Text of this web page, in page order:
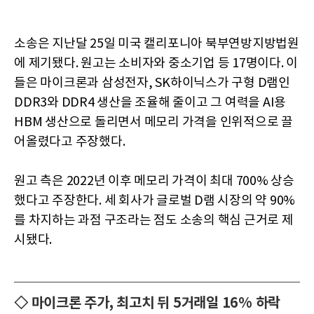
소송은 지난달 25일 미국 캘리포니아 북부연방지방법원
에 제기됐다. 원고는 소비자와 중소기업 등 17명이다. 이
들은 마이크론과 삼성전자, SK하이닉스가 구형 D램인
DDR3와 DDR4 생산을 조율해 줄이고 그 여력을 AI용
HBM 생산으로 돌리면서 메모리 가격을 인위적으로 끌
어올렸다고 주장했다.
원고 측은 2022년 이후 메모리 가격이 최대 700% 상승
했다고 주장한다. 세 회사가 글로벌 D램 시장의 약 90%
를 차지하는 과점 구조라는 점도 소송의 핵심 근거로 제
시됐다.
◇ 마이크론 주가, 최고치 뒤 5거래일 16% 하락